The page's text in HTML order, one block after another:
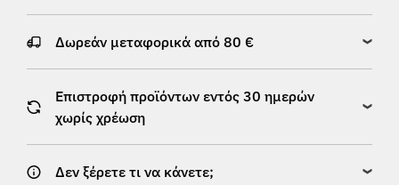
Δωρεάν μεταφορικά από 80 €
Επιστροφή προϊόντων εντός 30 ημερών
χωρίς χρέωση
Δεν ξέρετε τι να κάνετε;